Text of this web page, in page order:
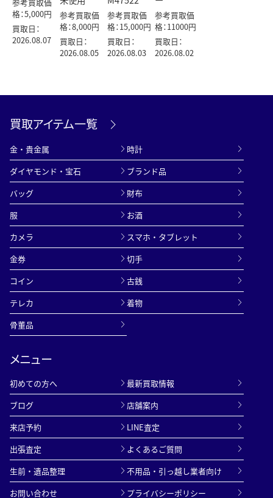
格：5,000円
買取日：
2026.08.07
参考買取価
格：8,000円
買取日：
2026.08.05
参考買取価
格：15,000円
買取日：
2026.08.03
参考買取価
格：11000円
買取日：
2026.08.02
買取アイテム一覧
金・貴金属
時計
ダイヤモンド・宝石
ブランド品
バッグ
財布
服
お酒
カメラ
スマホ・タブレット
金券
切手
コイン
古銭
テレカ
着物
骨董品
メニュー
初めての方へ
最新買取情報
ブログ
店舗案内
来店予約
LINE査定
出張査定
よくあるご質問
生前・遺品整理
不用品・引っ越し業者向け
お問い合わせ
プライバシーポリシー